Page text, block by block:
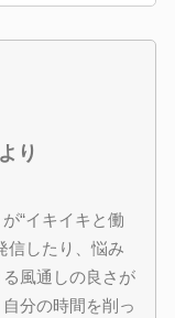
り
“イキイキと働
信したり、悩み
風通しの良さが
分の時間を削っ